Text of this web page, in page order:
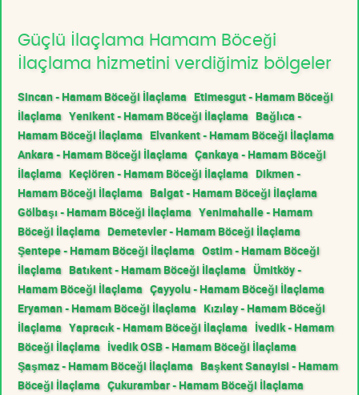
Güçlü İlaçlama Hamam Böceği
İlaçlama hizmetini verdiğimiz bölgeler
Sincan - Hamam Böceği İlaçlama Etimesgut - Hamam Böceği
İlaçlama Yenikent - Hamam Böceği İlaçlama Bağlıca -
Hamam Böceği İlaçlama Elvankent - Hamam Böceği İlaçlama
Ankara - Hamam Böceği İlaçlama Çankaya - Hamam Böceği
İlaçlama Keçiören - Hamam Böceği İlaçlama Dikmen -
Hamam Böceği İlaçlama Balgat - Hamam Böceği İlaçlama
Gölbaşı - Hamam Böceği İlaçlama Yenimahalle - Hamam
Böceği İlaçlama Demetevler - Hamam Böceği İlaçlama
Şentepe - Hamam Böceği İlaçlama Ostim - Hamam Böceği
İlaçlama Batıkent - Hamam Böceği İlaçlama Ümitköy -
Hamam Böceği İlaçlama Çayyolu - Hamam Böceği İlaçlama
Eryaman - Hamam Böceği İlaçlama Kızılay - Hamam Böceği
İlaçlama Yapracık - Hamam Böceği İlaçlama İvedik - Hamam
Böceği İlaçlama İvedik OSB - Hamam Böceği İlaçlama
Şaşmaz - Hamam Böceği İlaçlama Başkent Sanayisi - Hamam
Böceği İlaçlama Çukurambar - Hamam Böceği İlaçlama